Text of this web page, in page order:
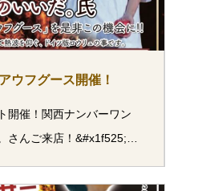
ウフグース開催！
開催！関西ナンバーワン
さんご来店！&#x1f525;…